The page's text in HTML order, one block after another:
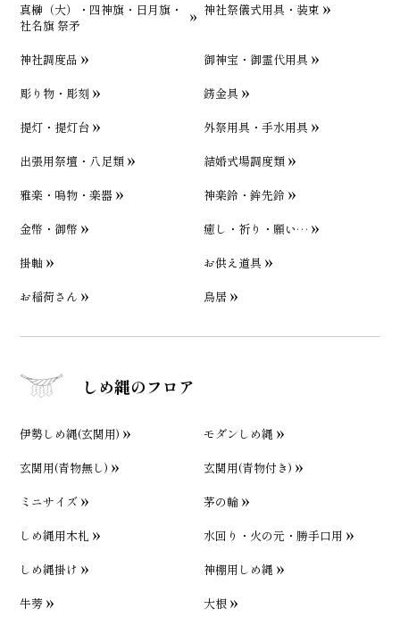
真榊（大）・四神旗・日月旗・
社名旗 祭矛
神社祭儀式用具・装束
神社調度品
御神宝・御霊代用具
彫り物・彫刻
錺金具
提灯・提灯台
外祭用具・手水用具
出張用祭壇・八足類
結婚式場調度類
雅楽・鳴物・楽器
神楽鈴・鉾先鈴
金幣・御幣
癒し・祈り・願い…
掛軸
お供え道具
お稲荷さん
鳥居
しめ縄のフロア
伊勢しめ縄(玄関用)
モダンしめ縄
玄関用(青物無し)
玄関用(青物付き)
ミニサイズ
茅の輪
しめ縄用木札
水回り・火の元・勝手口用
しめ縄掛け
神棚用しめ縄
牛蒡
大根